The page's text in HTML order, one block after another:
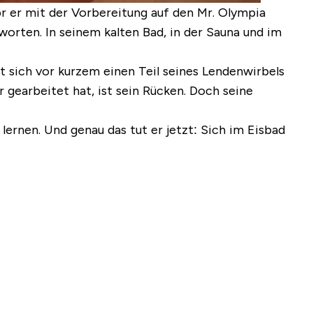
er mit der Vorbereitung auf den Mr. Olympia
In seinem kalten Bad, in der Sauna und im
sich vor kurzem einen Teil seines Lendenwirbels
gearbeitet hat, ist sein Rücken. Doch seine
Und genau das tut er jetzt: Sich im Eisbad